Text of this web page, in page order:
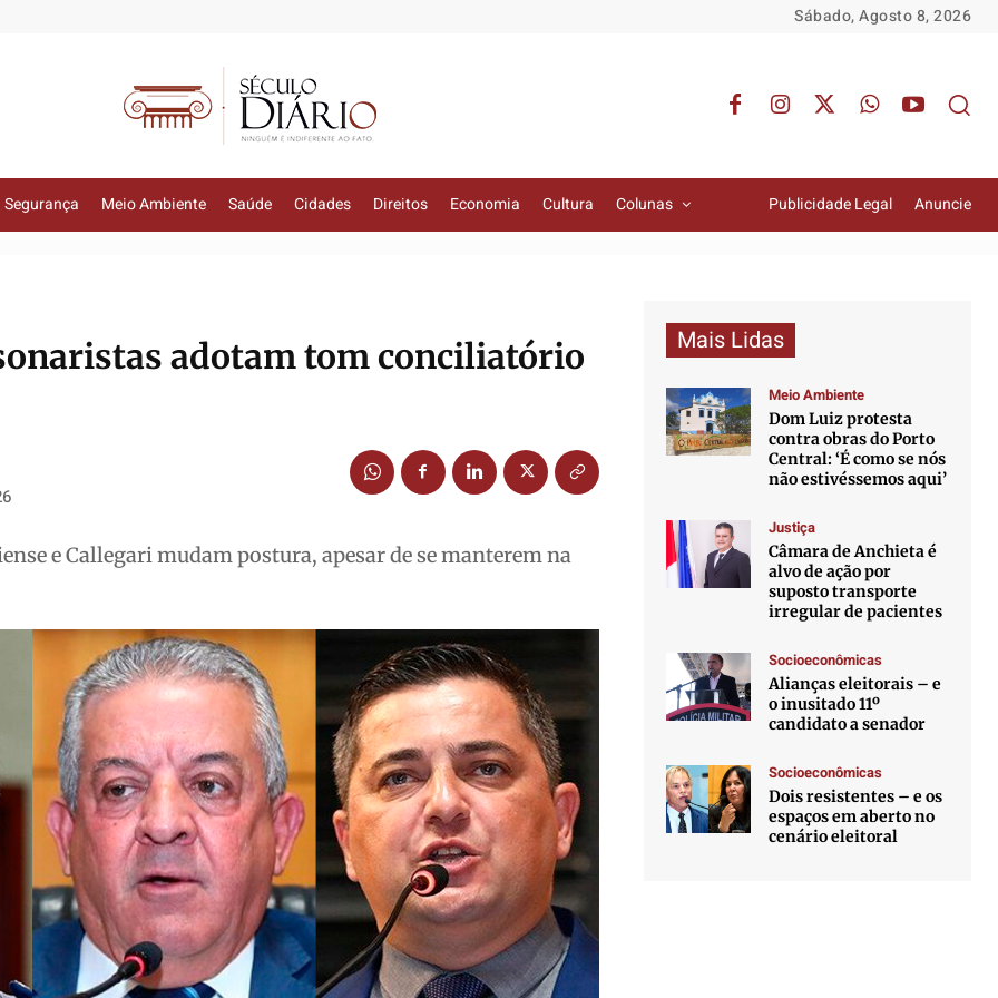
Sábado, Agosto 8, 2026
Segurança Meio Ambiente Saúde Cidades Direitos Economia Cultura Colunas Publicidade Legal Anuncie
adotam tom conciliatório
e Callegari mudam postura, apesar de se manterem na
Mais Lidas
Meio Ambiente
Dom Luiz protesta
contra obras do Porto
Central: ‘É como se nós
não estivéssemos aqui’
Justiça
Câmara de Anchieta é
alvo de ação por
suposto transporte
irregular de pacientes
Socioeconômicas
Alianças eleitorais – e
o inusitado 11º
candidato a senador
Socioeconômicas
Dois resistentes – e os
espaços em aberto no
cenário eleitoral